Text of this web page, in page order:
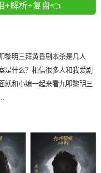
+解析+复盘👈
黎明三拜黄昏剧本杀是几人
是什么？相信很多人和我爱剧
就和小编一起来看九叩黎明三